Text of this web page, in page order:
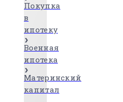
Покупка
в
ипотеку
Военная
ипотека
Материнский
капитал